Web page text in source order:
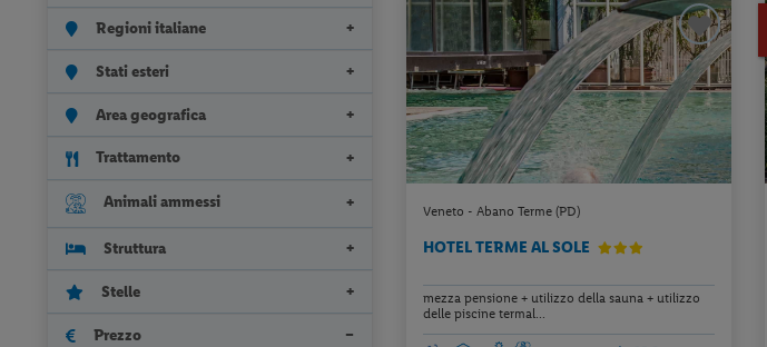
Regioni italiane
Stati esteri
Area geografica
Trattamento
Animali ammessi
Struttura
Stelle
Prezzo
Veneto - Abano Terme (PD)
HOTEL TERME AL SOLE
mezza pensione + utilizzo della sauna + utilizzo
delle piscine termal...